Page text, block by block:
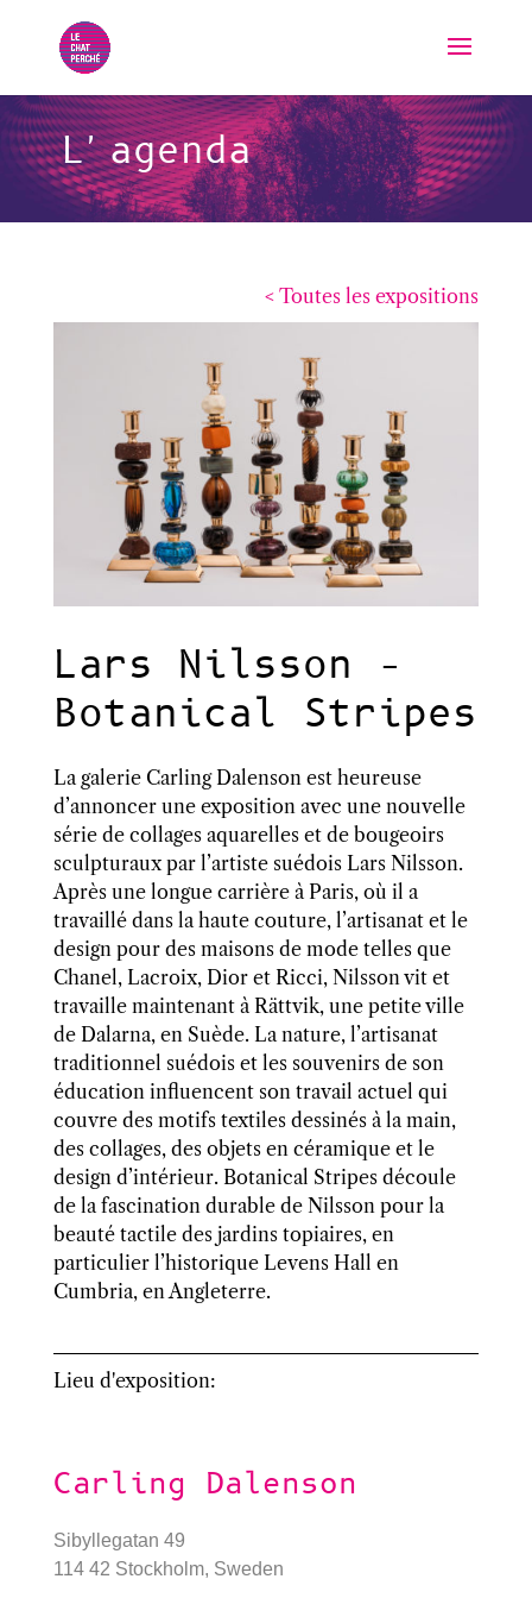
L'agenda
< Toutes les expositions
Lars Nilsson –
Botanical Stripes
La galerie Carling Dalenson est heureuse
d’annoncer une exposition avec une nouvelle
série de collages aquarelles et de bougeoirs
sculpturaux par l’artiste suédois Lars Nilsson.
Après une longue carrière à Paris, où il a
travaillé dans la haute couture, l’artisanat et le
design pour des maisons de mode telles que
Chanel, Lacroix, Dior et Ricci, Nilsson vit et
travaille maintenant à Rättvik, une petite ville
de Dalarna, en Suède. La nature, l’artisanat
traditionnel suédois et les souvenirs de son
éducation influencent son travail actuel qui
couvre des motifs textiles dessinés à la main,
des collages, des objets en céramique et le
design d’intérieur. Botanical Stripes découle
de la fascination durable de Nilsson pour la
beauté tactile des jardins topiaires, en
particulier l’historique Levens Hall en
Cumbria, en Angleterre.
Lieu d'exposition:
Carling Dalenson
Sibyllegatan 49
114 42 Stockholm, Sweden